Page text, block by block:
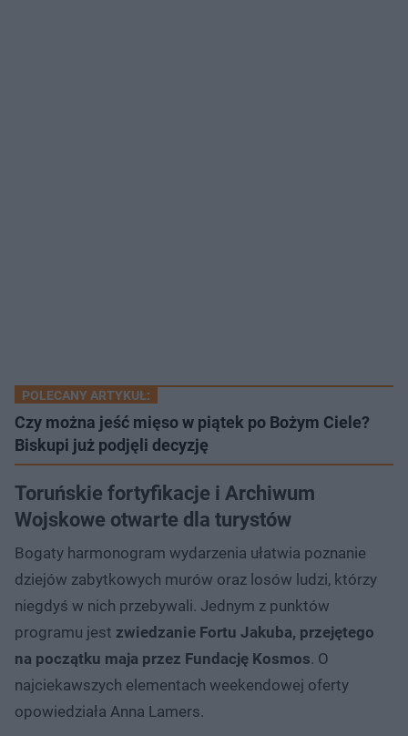
POLECANY ARTYKUŁ:
Czy można jeść mięso w piątek po Bożym Ciele?
Biskupi już podjęli decyzję
Toruńskie fortyfikacje i Archiwum
Wojskowe otwarte dla turystów
Bogaty harmonogram wydarzenia ułatwia poznanie
dziejów zabytkowych murów oraz losów ludzi, którzy
niegdyś w nich przebywali. Jednym z punktów
programu jest zwiedzanie Fortu Jakuba, przejętego
na początku maja przez Fundację Kosmos. O
najciekawszych elementach weekendowej oferty
opowiedziała Anna Lamers.